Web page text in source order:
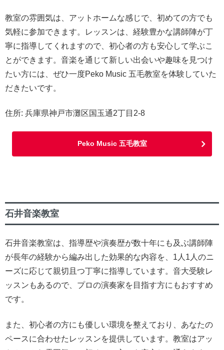
教室の雰囲気は、アットホームな感じで、初めての方でも
気軽に参加できます。レッスンは、経験豊かな講師陣が丁
寧に指導してくれますので、初心者の方も安心して学ぶこ
とができます。音楽を通じて新しい出会いや趣味を見つけ
たい方には、ぜひ一度Peko Music 五毛教室を体験していた
だきたいです。
住所: 兵庫県神戸市灘区国玉通2丁目2-8
Peko Music 五毛教室
石井音楽教室
石井音楽教室は、指導歴や演奏歴が数十年にも及ぶ講師陣
が長年の経験から編み出した効果的な内容を、1人1人のニ
ーズに応じて親切且つ丁寧に指導しています。音大受験レ
ッスンもあるので、プロの演奏家を目指す方にもおすすめ
です。
また、初心者の方にも優しい環境を整えており、あなたの
ペースに合わせたレッスンを提供しています。教室はアッ